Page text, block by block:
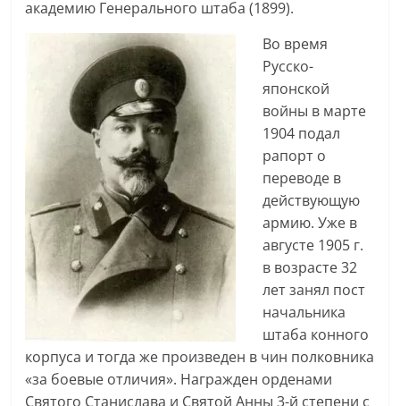
академию Генерального штаба (1899).
Во время
Русско-
японской
войны в марте
1904 подал
рапорт о
переводе в
действующую
армию. Уже в
августе 1905 г.
в возрасте 32
лет занял пост
начальника
штаба конного
корпуса и тогда же произведен в чин полковника
«за боевые отличия». Награжден орденами
Святого Станислава и Святой Анны 3-й степени с